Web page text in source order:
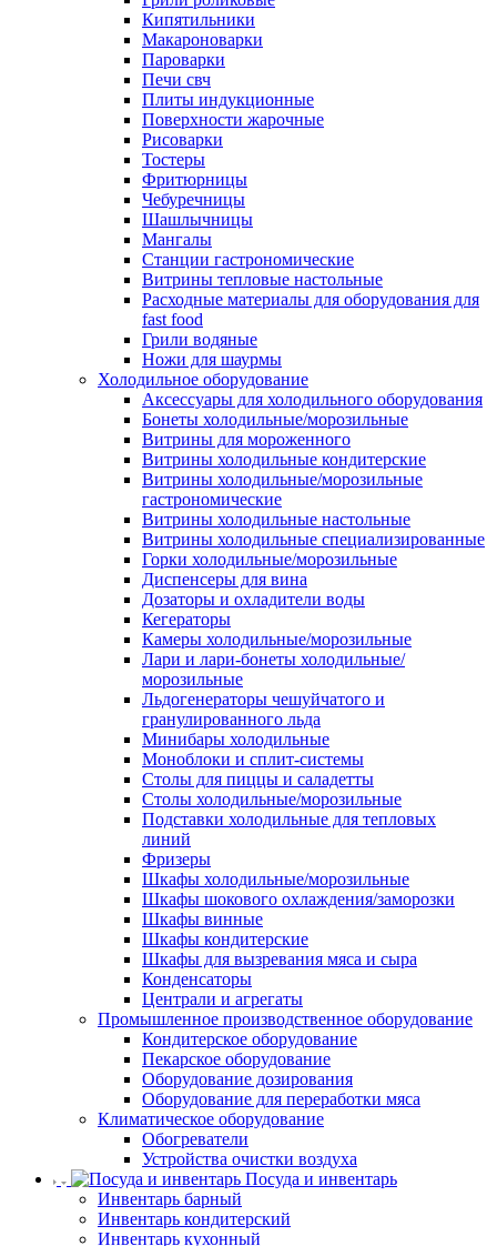
Кипятильники
Макароноварки
Пароварки
Печи свч
Плиты индукционные
Поверхности жарочные
Рисоварки
Тостеры
Фритюрницы
Чебуречницы
Шашлычницы
Мангалы
Станции гастрономические
Витрины тепловые настольные
Расходные материалы для оборудования для
fast food
Грили водяные
Ножи для шаурмы
Холодильное оборудование
Аксессуары для холодильного оборудования
Бонеты холодильные/морозильные
Витрины для мороженного
Витрины холодильные кондитерские
Витрины холодильные/морозильные
гастрономические
Витрины холодильные настольные
Витрины холодильные специализированные
Горки холодильные/морозильные
Диспенсеры для вина
Дозаторы и охладители воды
Кегераторы
Камеры холодильные/морозильные
Лари и лари-бонеты холодильные/
морозильные
Льдогенераторы чешуйчатого и
гранулированного льда
Минибары холодильные
Моноблоки и сплит-системы
Столы для пиццы и саладетты
Столы холодильные/морозильные
Подставки холодильные для тепловых
линий
Фризеры
Шкафы холодильные/морозильные
Шкафы шокового охлаждения/заморозки
Шкафы винные
Шкафы кондитерские
Шкафы для вызревания мяса и сыра
Конденсаторы
Централи и агрегаты
Промышленное производственное оборудование
Кондитерское оборудование
Пекарское оборудование
Оборудование дозирования
Оборудование для переработки мяса
Климатическое оборудование
Обогреватели
Устройства очистки воздуха
Посуда и инвентарь
Инвентарь барный
Инвентарь кондитерский
Инвентарь кухонный